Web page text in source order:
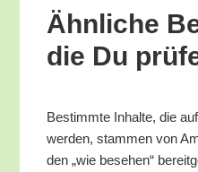
Ähn­li­che
die Du
Bestimm­te Inhal­te, die
wer­den, stam­men von
den „wie bese­hen“